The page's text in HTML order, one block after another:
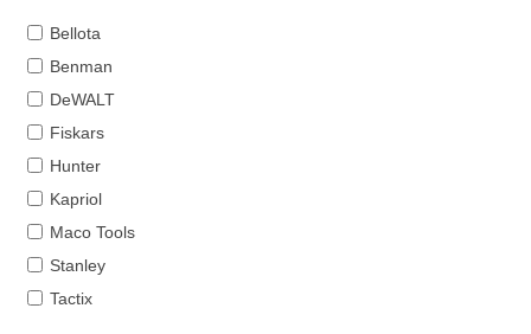
Bellota
Benman
DeWALT
Fiskars
Hunter
Kapriol
Maco Tools
Stanley
Tactix